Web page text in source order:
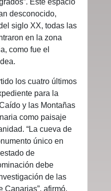
Este espacio
desconocido,
siglo XX, todas las
en la zona
como fue el
los cuatro últimos
para la
y las Montañas
como paisaje
“La cueva de
único en
de
debe
de las
Canarias”, afirmó.